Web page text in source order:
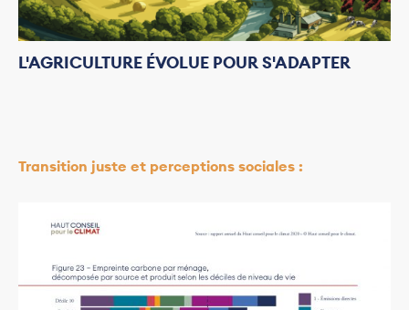
L'AGRICULTURE ÉVOLUE POUR S'ADAPTER
Transition juste et perceptions sociales :